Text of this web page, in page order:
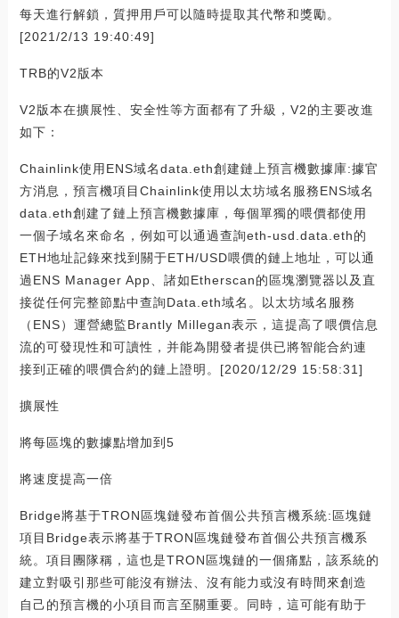
每天進行解鎖，質押用戶可以隨時提取其代幣和獎勵。
[2021/2/13 19:40:49]
TRB的V2版本
V2版本在擴展性、安全性等方面都有了升級，V2的主要改進
如下：
Chainlink使用ENS域名data.eth創建鏈上預言機數據庫:據官
方消息，預言機項目Chainlink使用以太坊域名服務ENS域名
data.eth創建了鏈上預言機數據庫，每個單獨的喂價都使用
一個子域名來命名，例如可以通過查詢eth-usd.data.eth的
ETH地址記錄來找到關于ETH/USD喂價的鏈上地址，可以通
過ENS Manager App、諸如Etherscan的區塊瀏覽器以及直
接從任何完整節點中查詢Data.eth域名。以太坊域名服務
（ENS）運營總監Brantly Millegan表示，這提高了喂價信息
流的可發現性和可讀性，并能為開發者提供已將智能合約連
接到正確的喂價合約的鏈上證明。[2020/12/29 15:58:31]
擴展性
將每區塊的數據點增加到5
將速度提高一倍
Bridge將基于TRON區塊鏈發布首個公共預言機系統:區塊鏈
項目Bridge表示將基于TRON區塊鏈發布首個公共預言機系
統。項目團隊稱，這也是TRON區塊鏈的一個痛點，該系統的
建立對吸引那些可能沒有辦法、沒有能力或沒有時間來創造
自己的預言機的小項目而言至關重要。同時，這可能有助于